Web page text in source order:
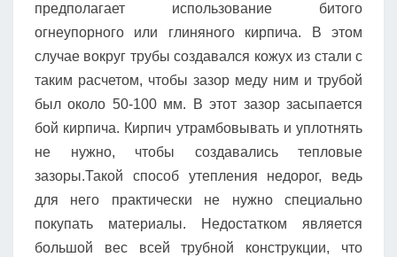
предполагает использование битого
огнеупорного или глиняного кирпича. В этом
случае вокруг трубы создавался кожух из стали с
таким расчетом, чтобы зазор меду ним и трубой
был около 50-100 мм. В этот зазор засыпается
бой кирпича. Кирпич утрамбовывать и уплотнять
не нужно, чтобы создавались тепловые
зазоры.Такой способ утепления недорог, ведь
для него практически не нужно специально
покупать материалы. Недостатком является
большой вес всей трубной конструкции, что